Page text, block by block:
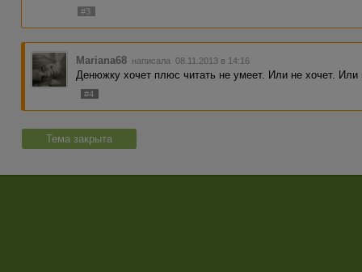
#3
Mariana68 написала 08.11.2013 в 14:16
Денюжку хочет плюс читать не умеет. Или не хочет. Или
#4
Тема закрыта